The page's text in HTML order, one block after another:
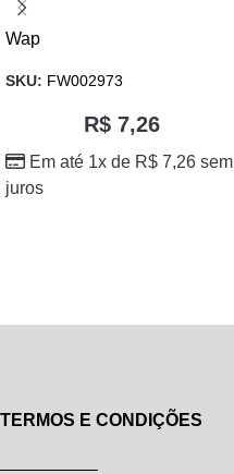
Wap
SKU: FW002973
R$ 7,26
Em até 1x de R$ 7,26 sem
juros
TERMOS E CONDIÇÕES